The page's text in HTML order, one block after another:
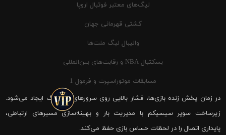
لیگ‌های معتبر فوتبال اروپا
کشتی قهرمانی جهان
والیبال لیگ ملت‌ها
بسکتبال NBA و رقابت‌های بین‌المللی
مسابقات موتوراسپرت و فرمول 1
در زمان پخش زنده بازی‌ها، فشار بالایی روی سرورهای شیرینگ ایجاد می‌شود.
زیرساخت سوپر سیسیکم با مدیریت بار و بهینه‌سازی مسیرهای ارتباطی،
پایداری اتصال را در لحظات حساس بازی حفظ می‌کند.